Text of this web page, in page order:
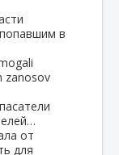
в
от
для